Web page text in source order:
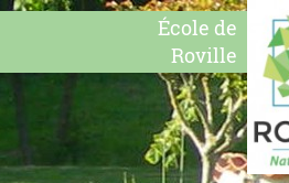
École de
Roville